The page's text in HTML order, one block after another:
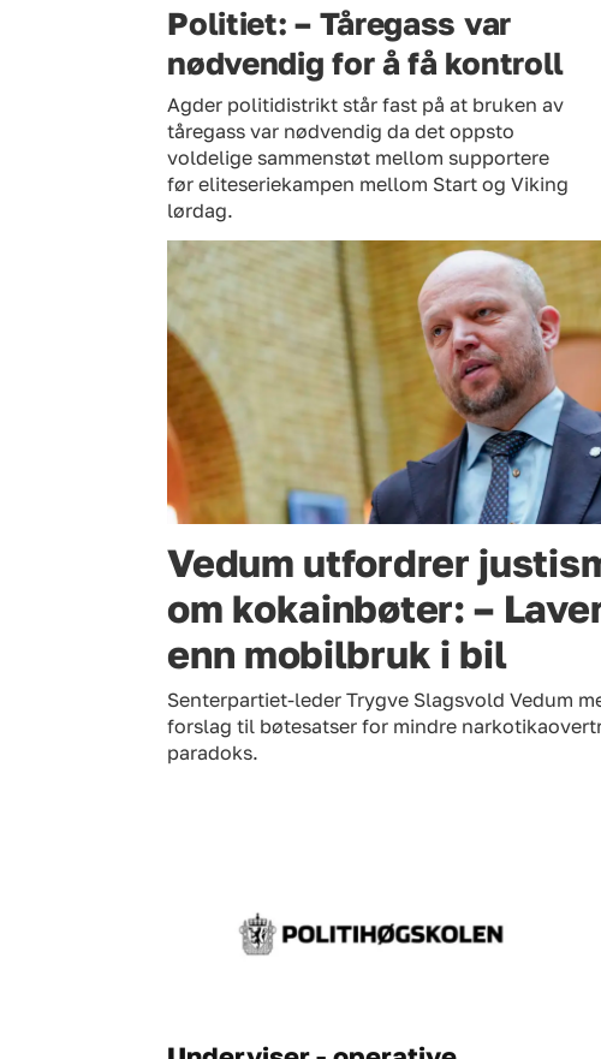
Politiet: – Tåregass var
nødvendig for å få kontroll
Agder politidistrikt står fast på at bruken av
tåregass var nødvendig da det oppsto
voldelige sammenstøt mellom supportere
før eliteseriekampen mellom Start og Viking
lørdag.
Vedum utfordrer
om kokainbøter: –
enn mobilbruk i bil
Senterpartiet-leder Trygve Slagsvold Vedum
forslag til bøtesatser for mindre
paradoks.